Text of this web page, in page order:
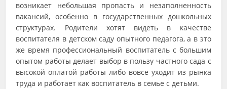
возникает небольшая пропасть и незаполненность
вакансий, особенно в государственных дошкольных
структурах. Родители хотят видеть в качестве
воспитателя в детском саду опытного педагога, а в это
же время профессиональный воспитатель с большим
опытом работы делает выбор в пользу частного сада с
высокой оплатой работы либо вовсе уходит из рынка
труда и работает как воспитатель в семье с детьми.